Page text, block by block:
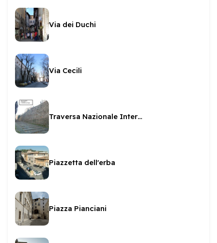
Via dei Duchi
Via Cecili
Traversa Nazionale Interna
Piazzetta dell'erba
Piazza Pianciani